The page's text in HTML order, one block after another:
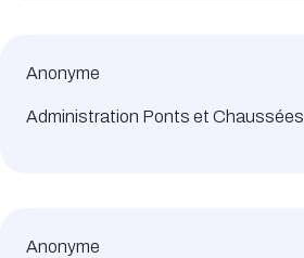
Anonyme
Administration Ponts et Chaussées
Anonyme